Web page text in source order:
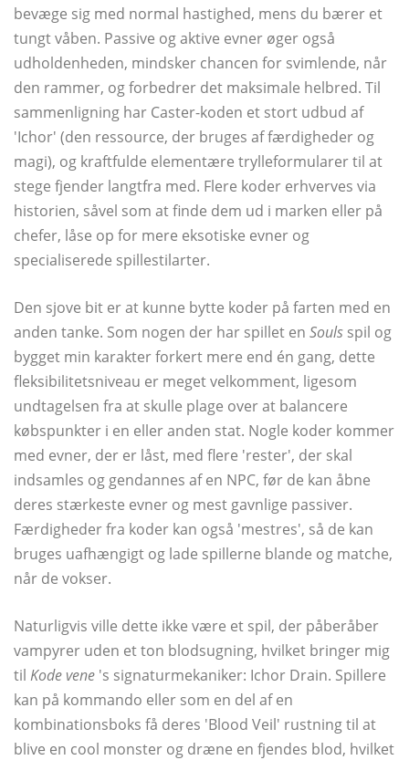
bevæge sig med normal hastighed, mens du bærer et
tungt våben. Passive og aktive evner øger også
udholdenheden, mindsker chancen for svimlende, når
den rammer, og forbedrer det maksimale helbred. Til
sammenligning har Caster-koden et stort udbud af
'Ichor' (den ressource, der bruges af færdigheder og
magi), og kraftfulde elementære trylleformularer til at
stege fjender langtfra med. Flere koder erhverves via
historien, såvel som at finde dem ud i marken eller på
chefer, låse op for mere eksotiske evner og
specialiserede spillestilarter.
Den sjove bit er at kunne bytte koder på farten med en
anden tanke. Som nogen der har spillet en Souls spil og
bygget min karakter forkert mere end én gang, dette
fleksibilitetsniveau er meget velkomment, ligesom
undtagelsen fra at skulle plage over at balancere
købspunkter i en eller anden stat. Nogle koder kommer
med evner, der er låst, med flere 'rester', der skal
indsamles og gendannes af en NPC, før de kan åbne
deres stærkeste evner og mest gavnlige passiver.
Færdigheder fra koder kan også 'mestres', så de kan
bruges uafhængigt og lade spillerne blande og matche,
når de vokser.
Naturligvis ville dette ikke være et spil, der påberåber
vampyrer uden et ton blodsugning, hvilket bringer mig
til Kode vene 's signaturmekaniker: Ichor Drain. Spillere
kan på kommando eller som en del af en
kombinationsboks få deres 'Blood Veil' rustning til at
blive en cool monster og dræne en fjendes blod, hvilket